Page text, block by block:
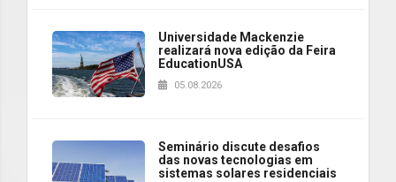
Universidade Mackenzie
realizará nova edição da Feira
EducationUSA
05.08.2026
Seminário discute desafios
das novas tecnologias em
sistemas solares residenciais